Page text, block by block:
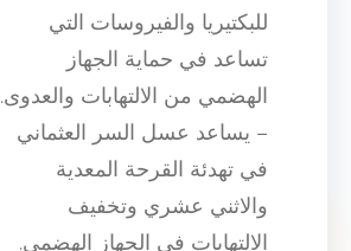
للبكتيريا والفيروسات التي
تساعد في حماية الجهاز
الهضمي من الالتهابات والعدوى.
– يساعد عسل السر العثماني
في تهدئة القرحة المعدية
والاثني عشري وتخفيف
الالتهابات في الجهاز الهضمي.